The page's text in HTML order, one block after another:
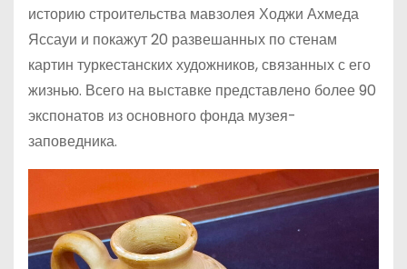
историю строительства мавзолея Ходжи Ахмеда
Яссауи и покажут 20 развешанных по стенам
картин туркестанских художников, связанных с его
жизнью. Всего на выставке представлено более 90
экспонатов из основного фонда музея-
заповедника.